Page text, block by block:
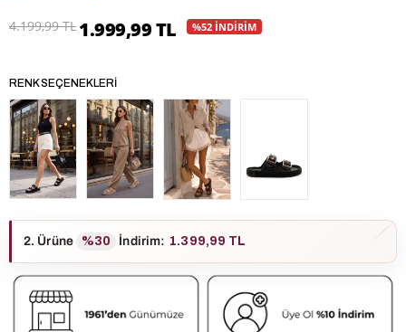
4.199,99 TL 1.999,99 TL %52 İNDİRİM
RENK SEÇENEKLERI
2. Ürüne %30 İndirim: 1.399,99 TL